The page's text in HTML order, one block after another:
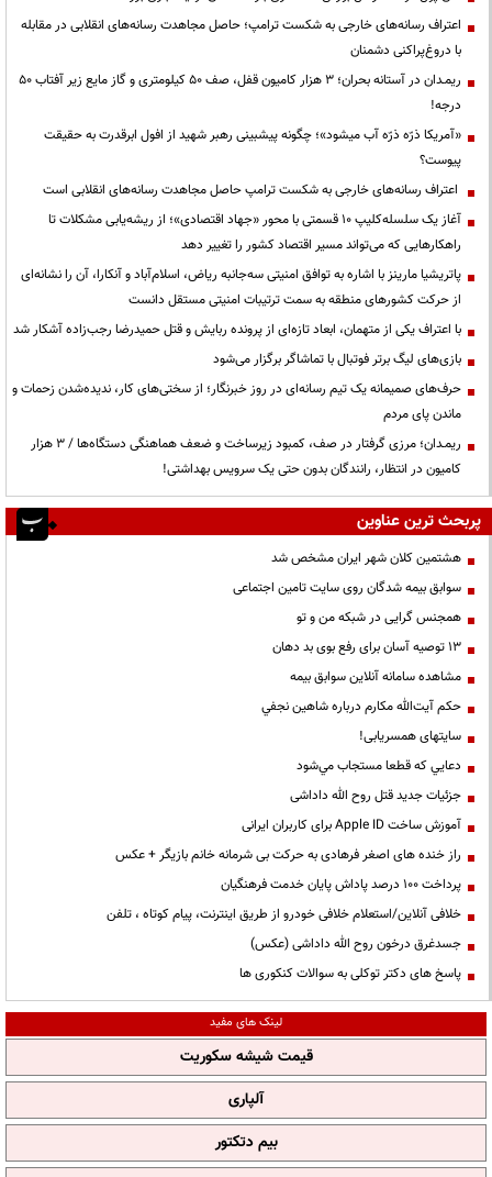
اعتراف رسانه‌های خارجی به شکست ترامپ؛ حاصل مجاهدت رسانه‌های انقلابی در مقابله
با دروغ‌پراکنی دشمنان
ریمـدان در آستانه بحران؛ ۳ هزار کامیون قفل، صف ۵۰ کیلومتری و گاز مایع زیر آفتاب ۵۰
درجه!
«آمریکا ذرّه ذرّه آب میشود»؛ چگونه پیشبینی رهبر شهید از افول ابرقدرت به حقیقت
پیوست؟
اعتراف رسانه‌های خارجی به شکست ترامپ حاصل مجاهدت رسانه‌های انقلابی است
آغاز یک سلسله‌کلیپ ۱۰ قسمتی با محور «جهاد اقتصادی»؛ از ریشه‌یابی مشکلات تا
راهکارهایی که می‌تواند مسیر اقتصاد کشور را تغییر دهد
پاتریشیا مارینز با اشاره به توافق امنیتی سه‌جانبه ریاض، اسلام‌آباد و آنکارا، آن را نشانه‌ای
از حرکت کشورهای منطقه به سمت ترتیبات امنیتی مستقل دانست
با اعتراف یکی از متهمان، ابعاد تازه‌ای از پرونده ربایش و قتل حمیدرضا رجب‌زاده آشکار شد
بازی‌های لیگ برتر فوتبال با تماشاگر برگزار می‌شود
حرف‌های صمیمانه یک تیم رسانه‌ای در روز خبرنگار؛ از سختی‌های کار، ندیده‌شدن زحمات و
ماندن پای مردم
ریمـدان؛ مرزی گرفتار در صف، کمبود زیرساخت و ضعف هماهنگی دستگاه‌ها / ۳ هزار
کامیون در انتظار، رانندگان بدون حتی یک سرویس بهداشتی!
پربحث ترین عناوین
هشتمین کلان شهر ایران مشخص شد
سوابق بیمه شدگان روی سایت تامین اجتماعی
همجنس گرایی در شبکه من و تو
13 توصیه آسان برای رفع بوی بد دهان
مشاهده سامانه آنلاين سوابق بیمه
حكم آيت‌الله مكارم درباره شاهين نجفي
سایتهای همسریابی!
دعايي كه قطعا مستجاب مي‌شود
جزئیات جدید قتل روح الله داداشی
آموزش ساخت Apple ID برای کاربران ایرانی
راز خنده های اصغر فرهادی به حرکت بی شرمانه خانم بازیگر + عکس
پرداخت ۱۰۰ درصد پاداش پایان خدمت فرهنگیان
خلافی آنلاین/استعلام خلافی خودرو از طریق اینترنت، پیام کوتاه ، تلفن
جسدغرق درخون روح الله داداشی (عکس)
پاسخ های دکتر توکلی به سوالات کنکوری ها
لینک های مفید
قیمت شیشه سکوریت
آلپاری
بیم دتکتور